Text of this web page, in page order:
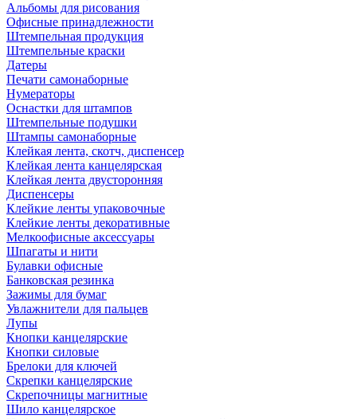
Альбомы для рисования
Офисные принадлежности
Штемпельная продукция
Штемпельные краски
Датеры
Печати самонаборные
Нумераторы
Оснастки для штампов
Штемпельные подушки
Штампы самонаборные
Клейкая лента, скотч, диспенсер
Клейкая лента канцелярская
Клейкая лента двусторонняя
Диспенсеры
Клейкие ленты упаковочные
Клейкие ленты декоративные
Мелкоофисные аксессуары
Шпагаты и нити
Булавки офисные
Банковская резинка
Зажимы для бумаг
Увлажнители для пальцев
Лупы
Кнопки канцелярские
Кнопки силовые
Брелоки для ключей
Скрепки канцелярские
Скрепочницы магнитные
Шило канцелярское